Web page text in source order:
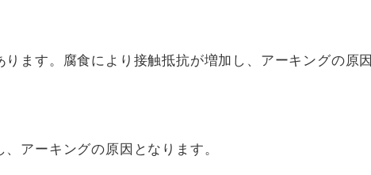
ます。腐食により接触抵抗が増加し、アーキングの原因
アーキングの原因となります。